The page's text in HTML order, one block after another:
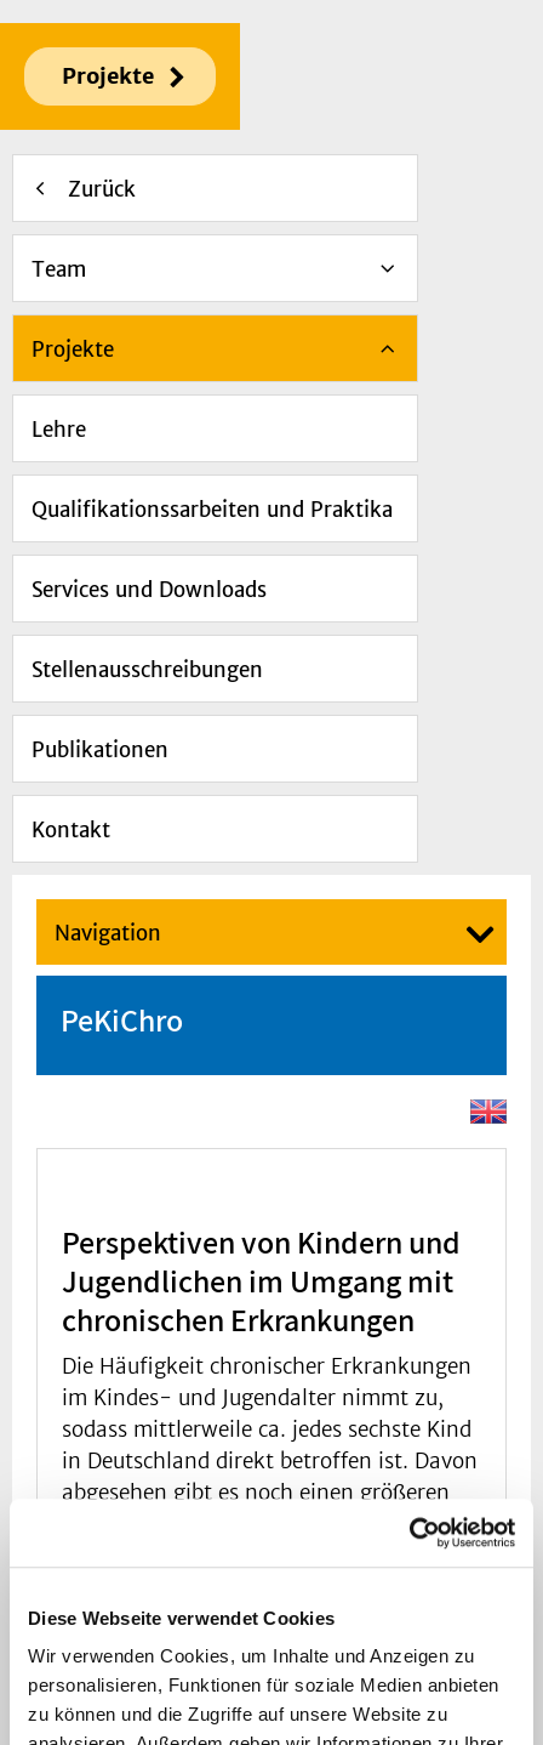
Diese Webseite verwendet Cookies
Wir verwenden Cookies, um Inhalte und Anzeigen zu
personalisieren, Funktionen für soziale Medien anbieten
zu können und die Zugriffe auf unsere Website zu
Projekte
Zurück
Team
Projekte
Lehre
Qualifikationssarbeiten und Praktika
Services und Downloads
Stellenausschreibungen
Publikationen
Kontakt
Navigation
PeKiChro
Perspektiven von Kindern und
Jugendlichen im Umgang mit
chronischen Erkrankungen
Die Häufigkeit chronischer Erkrankungen
im Kindes- und Jugendalter nimmt zu,
sodass mittlerweile ca. jedes sechste Kind
in Deutschland direkt betroffen ist. Davon
abgesehen gibt es noch einen größeren
Im Sinne einer patientenzentrierten
Gesundheitsversorgung, die insbesondere
auch kinder- und familiengerecht
gestaltet wird, ist es wichtig die